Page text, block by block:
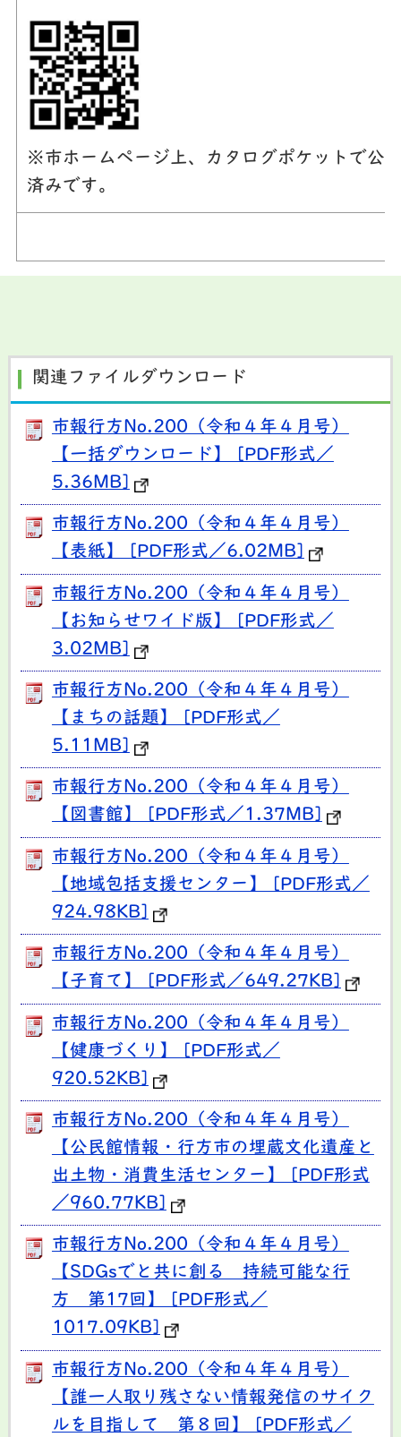
※市ホームページ上、カタログポケットで公
済みです。
関連ファイルダウンロード
市報行方No.200（令和４年４月号）
【一括ダウンロード】 [PDF形式／
5.36MB]
市報行方No.200（令和４年４月号）
【表紙】 [PDF形式／6.02MB]
市報行方No.200（令和４年４月号）
【お知らせワイド版】 [PDF形式／
3.02MB]
市報行方No.200（令和４年４月号）
【まちの話題】 [PDF形式／
5.11MB]
市報行方No.200（令和４年４月号）
【図書館】 [PDF形式／1.37MB]
市報行方No.200（令和４年４月号）
【地域包括支援センター】 [PDF形式／
924.98KB]
市報行方No.200（令和４年４月号）
【子育て】 [PDF形式／649.27KB]
市報行方No.200（令和４年４月号）
【健康づくり】 [PDF形式／
920.52KB]
市報行方No.200（令和４年４月号）
【公民館情報・行方市の埋蔵文化遺産と
出土物・消費生活センター】 [PDF形式
／960.77KB]
市報行方No.200（令和４年４月号）
【SDGsでと共に創る 持続可能な行
方 第17回】 [PDF形式／
1017.09KB]
市報行方No.200（令和４年４月号）
【誰一人取り残さない情報発信のサイク
ルを目指して 第８回】 [PDF形式／